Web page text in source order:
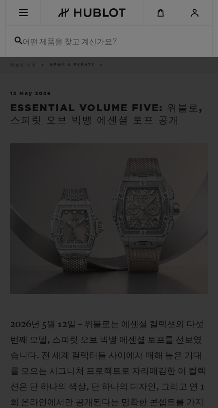
어떤 제품을 찾고 계신가요?
NEWS & EVENTS ..
12 May 2026
ESSENTIAL VOLUME FIVE: 위블로,
스피릿 오브 빅뱅 에센셜 토프 공개
2026년 5월 12일 – 위블로는 에센셜 컬렉션의 다섯
번째 모델, 스피릿 오브 빅뱅 에센셜 토프를 선보였
습니다. 전 세계 컬렉터들 사이에서 매해 높은 기대
를 모으는 시그니처 프로젝트로 자리매김한 이 컬렉
션은 단 하나의 색상, 단 하나의 디자인, 그리고 연 1
회 온라인에서만 공개된다는 명확한 콘셉트를 가지
신제품
썸머 멀티 컬러 세라믹
빅뱅
휴블로티스타 및 연장 보증
무료 배송 & 반품
안전한 결제